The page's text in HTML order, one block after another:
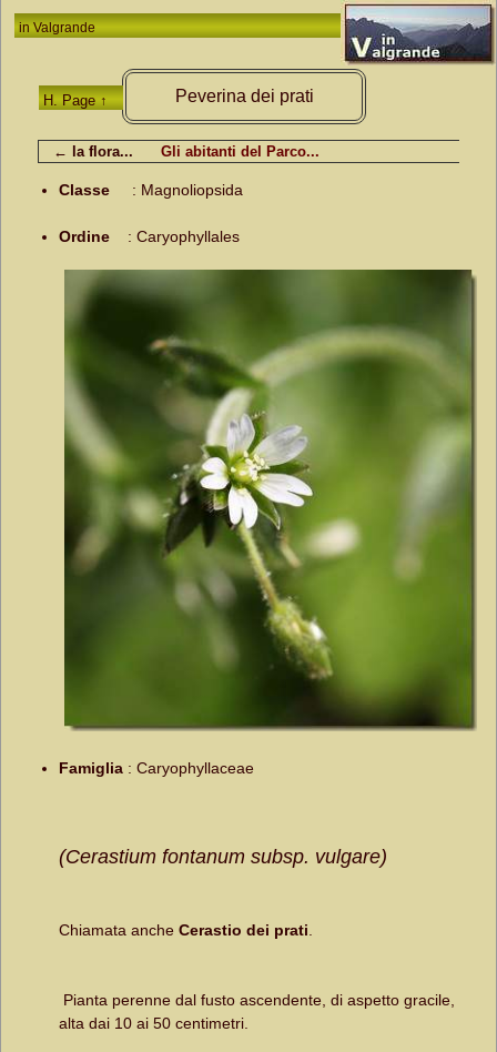
in Valgrande
H. Page ↑ Peverina dei prati
← la flora... Gli abitanti del Parco...
Classe : Magnoliopsida
Ordine : Caryophyllales
Famiglia : Caryophyllaceae
(Cerastium fontanum subsp. vulgare)
Chiamata anche Cerastio dei prati.
Pianta perenne dal fusto ascendente, di aspetto gracile,
alta dai 10 ai 50 centimetri.